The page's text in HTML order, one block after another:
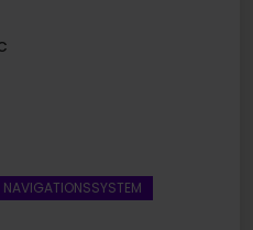
NAVIGATIONSSYSTEM